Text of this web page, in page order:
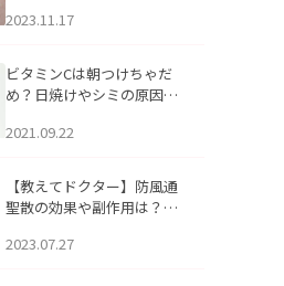
アについて
2023.11.17
ビタミンCは朝つけちゃだ
め？日焼けやシミの原因に
2021.09.22
【教えてドクター】防風通
聖散の効果や副作用は？長
2023.07.27